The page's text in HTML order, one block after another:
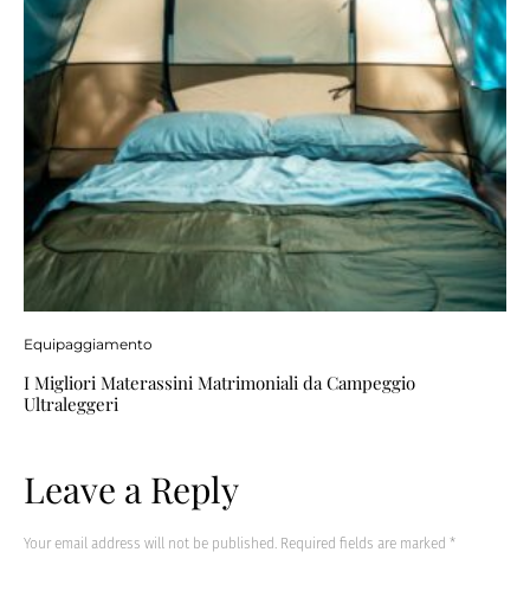
Equipaggiamento
I Migliori Materassini Matrimoniali da Campeggio
Ultraleggeri
Leave a Reply
Your email address will not be published. Required fields are marked *